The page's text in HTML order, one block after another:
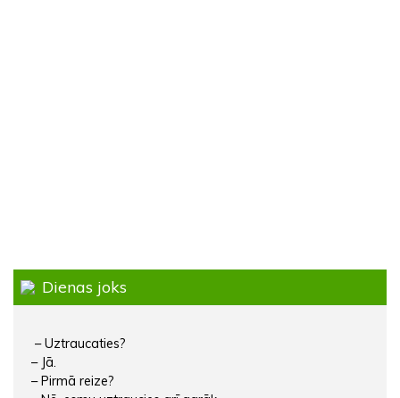
Dienas joks
– Uztraucaties?
– Jā.
– Pirmā reize?